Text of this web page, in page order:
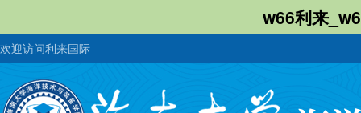
w66利来
欢迎访问利来国际